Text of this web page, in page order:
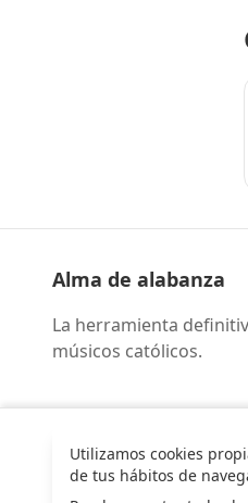
Alma de alabanza
La herramienta
músicos católicos.
Utilizamos cookies
de tus hábitos de